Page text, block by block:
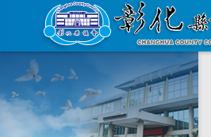
主
要